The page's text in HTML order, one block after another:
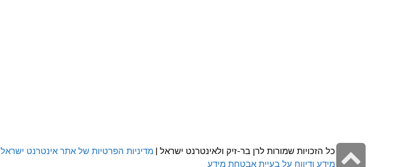
כל הזכויות שמורות לרן בר-זיק ולאינטרנט ישראל | מדיניות הפרטיות של אתר אינטרנט ישראל
מידע ודיווח על בעיית אבטחת מידע
גלילה